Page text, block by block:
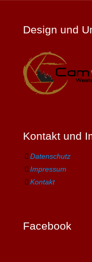
Design und
Kontakt und
Datenschutz
Impressum
Kontakt
Facebook